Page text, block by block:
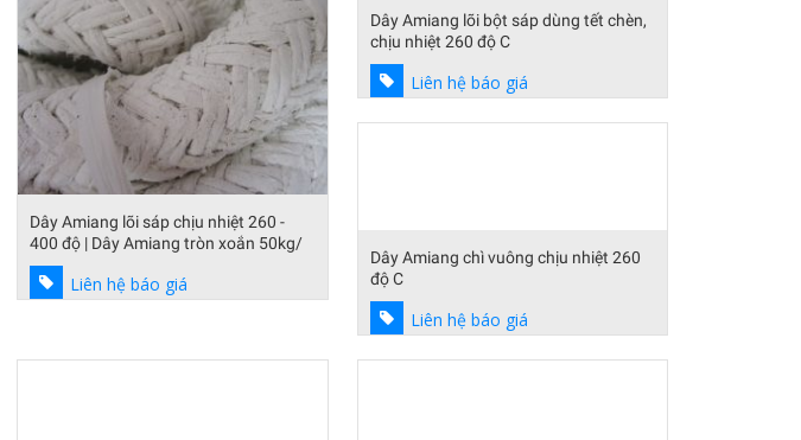
Dây Amiang lõi sáp chịu nhiệt 260 -
400 độ | Dây Amiang tròn xoắn 50kg/
Bao
Liên hệ báo giá
Dây Amiang lõi bột sáp dùng tết chèn,
chịu nhiệt 260 độ C
Liên hệ báo giá
Dây Amiang chì vuông chịu nhiệt 260
độ C
Liên hệ báo giá